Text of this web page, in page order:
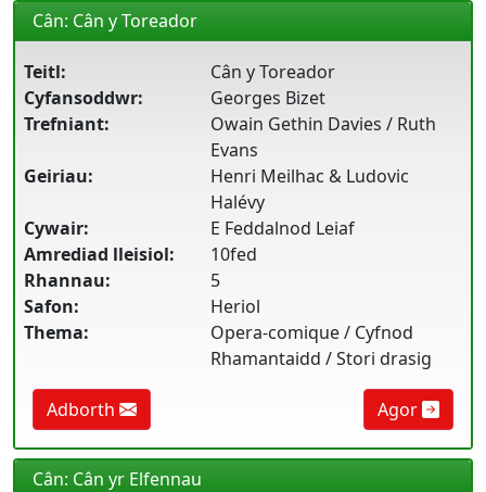
Cân: Cân y Toreador
Teitl:
Cân y Toreador
Cyfansoddwr:
Georges Bizet
Trefniant:
Owain Gethin Davies / Ruth
Evans
Geiriau:
Henri Meilhac & Ludovic
Halévy
Cywair:
E Feddalnod Leiaf
Amrediad lleisiol:
10fed
Rhannau:
5
Safon:
Heriol
Thema:
Opera-comique / Cyfnod
Rhamantaidd / Stori drasig
Adborth Agor
Cân: Cân yr Elfennau